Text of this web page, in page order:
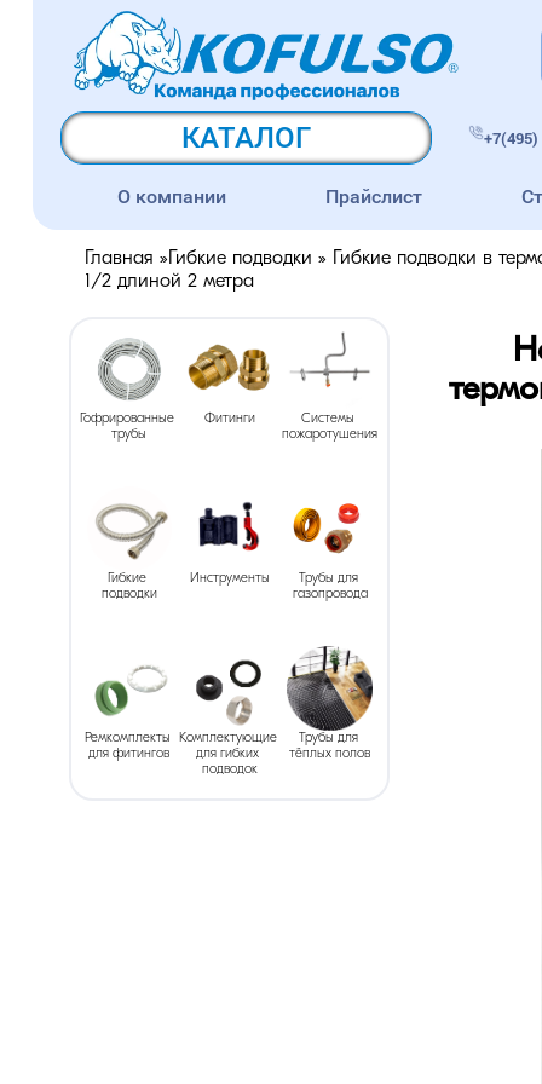
КАТАЛОГ +7(495)
О компании Прайслист
Главная » Гибкие подводки »
Гибкие подводки в
1/2 длиной 2 метра
Гофрированные
трубы
Фитинги
Системы
пожаротушения
Гибкие
подводки
Инструменты
Трубы для
газопровода
Ремкомплекты
для фитингов
Комплектующие
для гибких
подводок
Трубы для
тёплых полов